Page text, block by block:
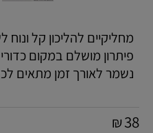
מחליקיים להליכון קל ונוח
פיתרון מושלם במקום
נשמר לאורך זמן מתאים
₪38